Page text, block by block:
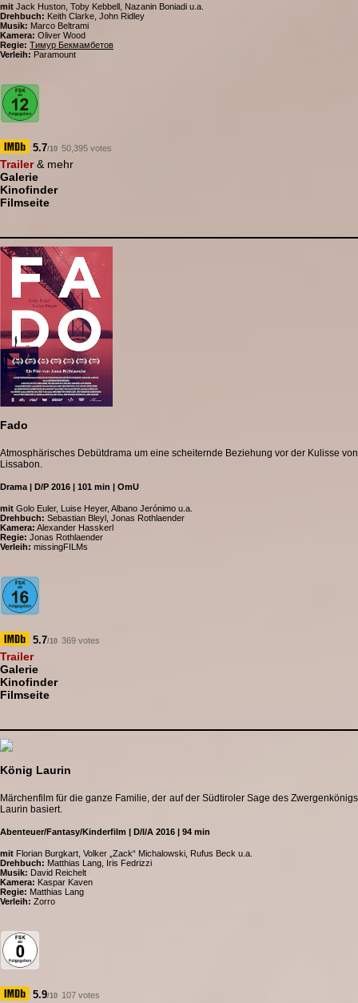
mit Jack Huston, Toby Kebbell, Nazanin Boniadi u.a.
Drehbuch: Keith Clarke, John Ridley
Musik: Marco Beltrami
Kamera: Oliver Wood
Regie: Тимур Бекмамбетов
Verleih: Paramount
5.7/10 50,395 votes
Trailer& mehr
Galerie
Kinofinder
Filmseite
Fado
Atmosphärisches Debütdrama um eine scheiternde Beziehung vor der Kulisse von
Lissabon.
Drama | D/P 2016 | 101 min | OmU
mit Golo Euler, Luise Heyer, Albano Jerónimo u.a.
Drehbuch: Sebastian Bleyl, Jonas Rothlaender
Kamera: Alexander Hasskerl
Regie: Jonas Rothlaender
Verleih: missingFILMs
5.7/10 369 votes
Trailer
Galerie
Kinofinder
Filmseite
König Laurin
Märchenfilm für die ganze Familie, der auf der Südtiroler Sage des Zwergenkönigs
Laurin basiert.
Abenteuer/Fantasy/Kinderfilm | D/I/A 2016 | 94 min
mit Florian Burgkart, Volker „Zack“ Michalowski, Rufus Beck u.a.
Drehbuch: Matthias Lang, Iris Fedrizzi
Musik: David Reichelt
Kamera: Kaspar Kaven
Regie: Matthias Lang
Verleih: Zorro
5.9/10 107 votes